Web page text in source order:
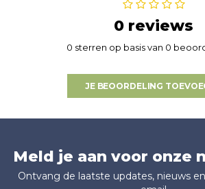
0 reviews
0 sterren op basis van 0
JE BEOORDELING
Meld je aan voor onze
Ontvang de laatste updates, nieuws